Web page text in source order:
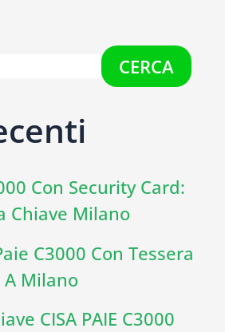
CERCA
Con Security Card:
Chiave Milano
C3000 Con Tessera
A Milano
CISA PAIE C3000